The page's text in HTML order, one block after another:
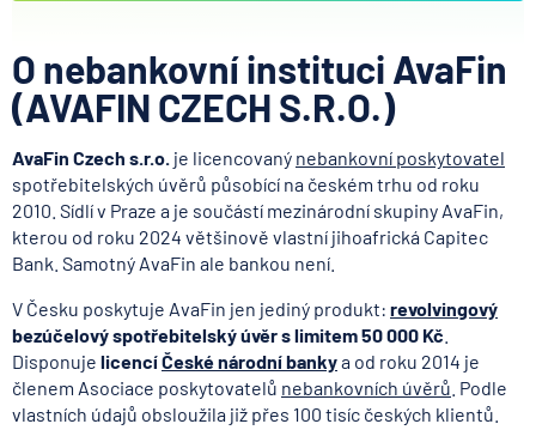
O nebankovní instituci AvaFin
(AVAFIN CZECH S.R.O.)
AvaFin Czech s.r.o. je licencovaný nebankovní poskytovatel
spotřebitelských úvěrů působící na českém trhu od roku
2010. Sídlí v Praze a je součástí mezinárodní skupiny AvaFin,
kterou od roku 2024 většinově vlastní jihoafrická Capitec
Bank. Samotný AvaFin ale bankou není.
V Česku poskytuje AvaFin jen jediný produkt: revolvingový
bezúčelový spotřebitelský úvěr s limitem 50 000 Kč
Disponuje licencíČeské národní bankya od roku 2014 je
členem Asociace poskytovatelů nebankovních úvěrů . Podle
vlastních údajů obsloužila již přes 100 tisíc českých klientů.